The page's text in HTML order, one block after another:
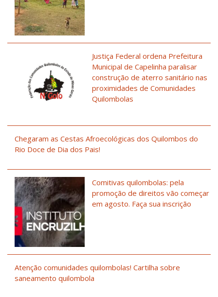
Justiça Federal ordena Prefeitura
Municipal de Capelinha paralisar
construção de aterro sanitário nas
proximidades de Comunidades
Quilombolas
Chegaram as Cestas Afroecológicas dos Quilombos do
Rio Doce de Dia dos Pais!
Comitivas quilombolas: pela
promoção de direitos vão começar
em agosto. Faça sua inscrição
Atenção comunidades quilombolas! Cartilha sobre
saneamento quilombola